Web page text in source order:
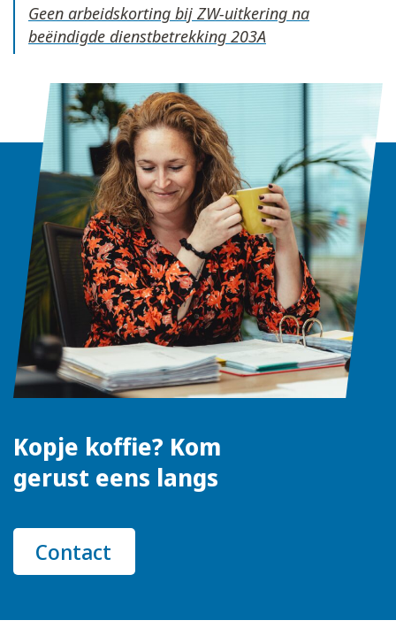
Geen arbeidskorting bij ZW-uitkering na
beëindigde dienstbetrekking
Kopje koffie? Kom
gerust eens langs
Contact